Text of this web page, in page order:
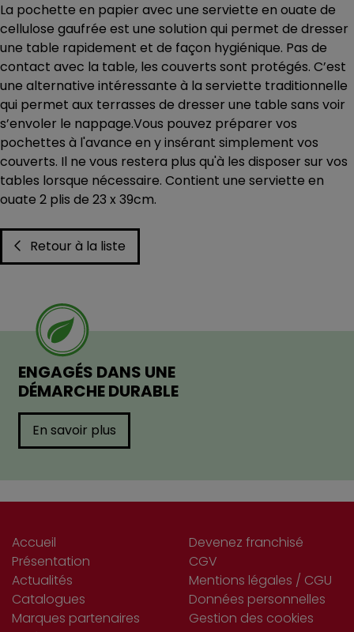
La pochette en papier avec une serviette en ouate de
cellulose gaufrée est une solution qui permet de dresser
une table rapidement et de façon hygiénique. Pas de
contact avec la table, les couverts sont protégés. C’est
une alternative intéressante à la serviette traditionnelle
qui permet aux terrasses de dresser une table sans voir
s’envoler le nappage.Vous pouvez préparer vos
pochettes à l'avance en y insérant simplement vos
couverts. Il ne vous restera plus qu'à les disposer sur vos
tables lorsque nécessaire. Contient une serviette en
ouate 2 plis de 23 x 39cm.
Retour à la liste
ENGAGÉS DANS UNE
DÉMARCHE DURABLE
En savoir plus
Accueil
Présentation
Actualités
Catalogues
Marques partenaires
Devenez franchisé
CGV
Mentions légales / CGU
Données personnelles
Gestion des cookies